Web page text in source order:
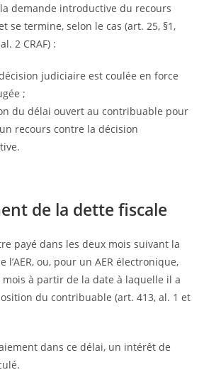
demande introductive du recours
se termine, selon le cas (art. 25, §1,
2 CRAF) :
judiciaire est coulée en force
;
du délai ouvert au contribuable pour
recours contre la décision
de la dette fiscale
payé dans les deux mois suivant la
l’AER, ou, pour un AER électronique,
mois à partir de la date à laquelle il a
du contribuable (art. 413, al. 1 et
dans ce délai, un intérêt de